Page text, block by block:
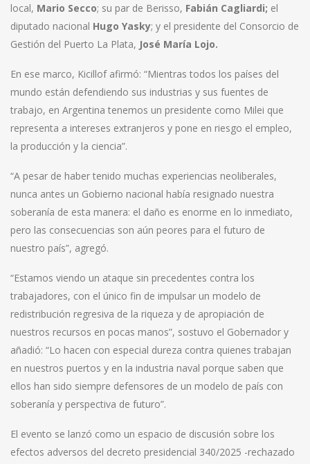
local, Mario Secco; su par de Berisso, Fabián Cagliardi; el
diputado nacional Hugo Yasky; y el presidente del Consorcio de
Gestión del Puerto La Plata, José María Lojo.
En ese marco, Kicillof afirmó: “Mientras todos los países del
mundo están defendiendo sus industrias y sus fuentes de
trabajo, en Argentina tenemos un presidente como Milei que
representa a intereses extranjeros y pone en riesgo el empleo,
la producción y la ciencia”.
“A pesar de haber tenido muchas experiencias neoliberales,
nunca antes un Gobierno nacional había resignado nuestra
soberanía de esta manera: el daño es enorme en lo inmediato,
pero las consecuencias son aún peores para el futuro de
nuestro país”, agregó.
“Estamos viendo un ataque sin precedentes contra los
trabajadores, con el único fin de impulsar un modelo de
redistribución regresiva de la riqueza y de apropiación de
nuestros recursos en pocas manos”, sostuvo el Gobernador y
añadió: “Lo hacen con especial dureza contra quienes trabajan
en nuestros puertos y en la industria naval porque saben que
ellos han sido siempre defensores de un modelo de país con
soberanía y perspectiva de futuro”.
El evento se lanzó como un espacio de discusión sobre los
efectos adversos del decreto presidencial 340/2025 -rechazado